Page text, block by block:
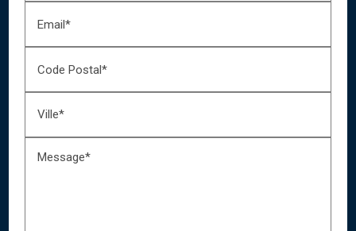
Email*
Code Postal*
Ville*
Message*